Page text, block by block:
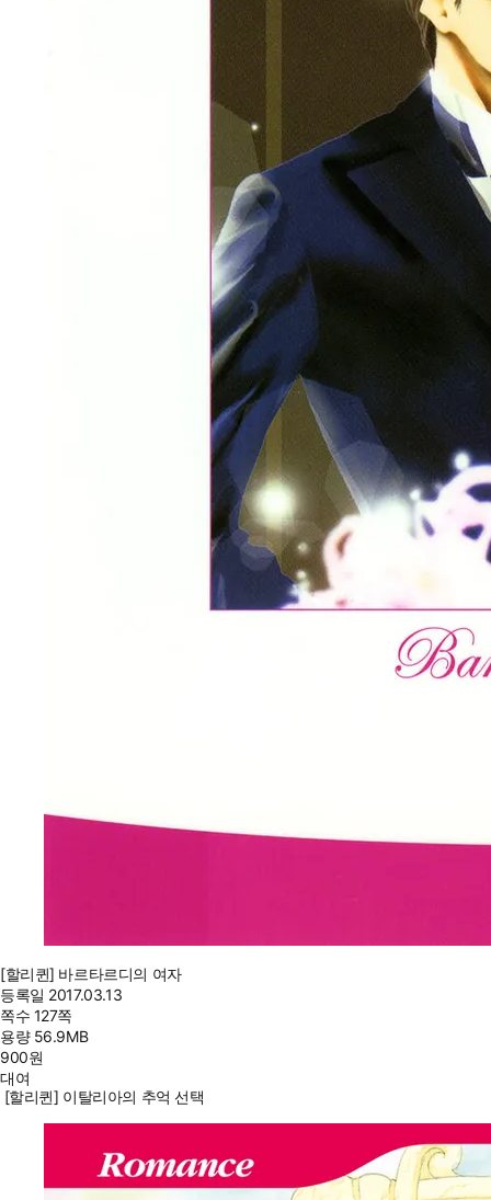
[할리퀸] 바르타르디의 여자
등록일 2017.03.13
쪽수 127쪽
용량 56.9MB
900원
대여
[할리퀸] 이탈리아의 추억 선택